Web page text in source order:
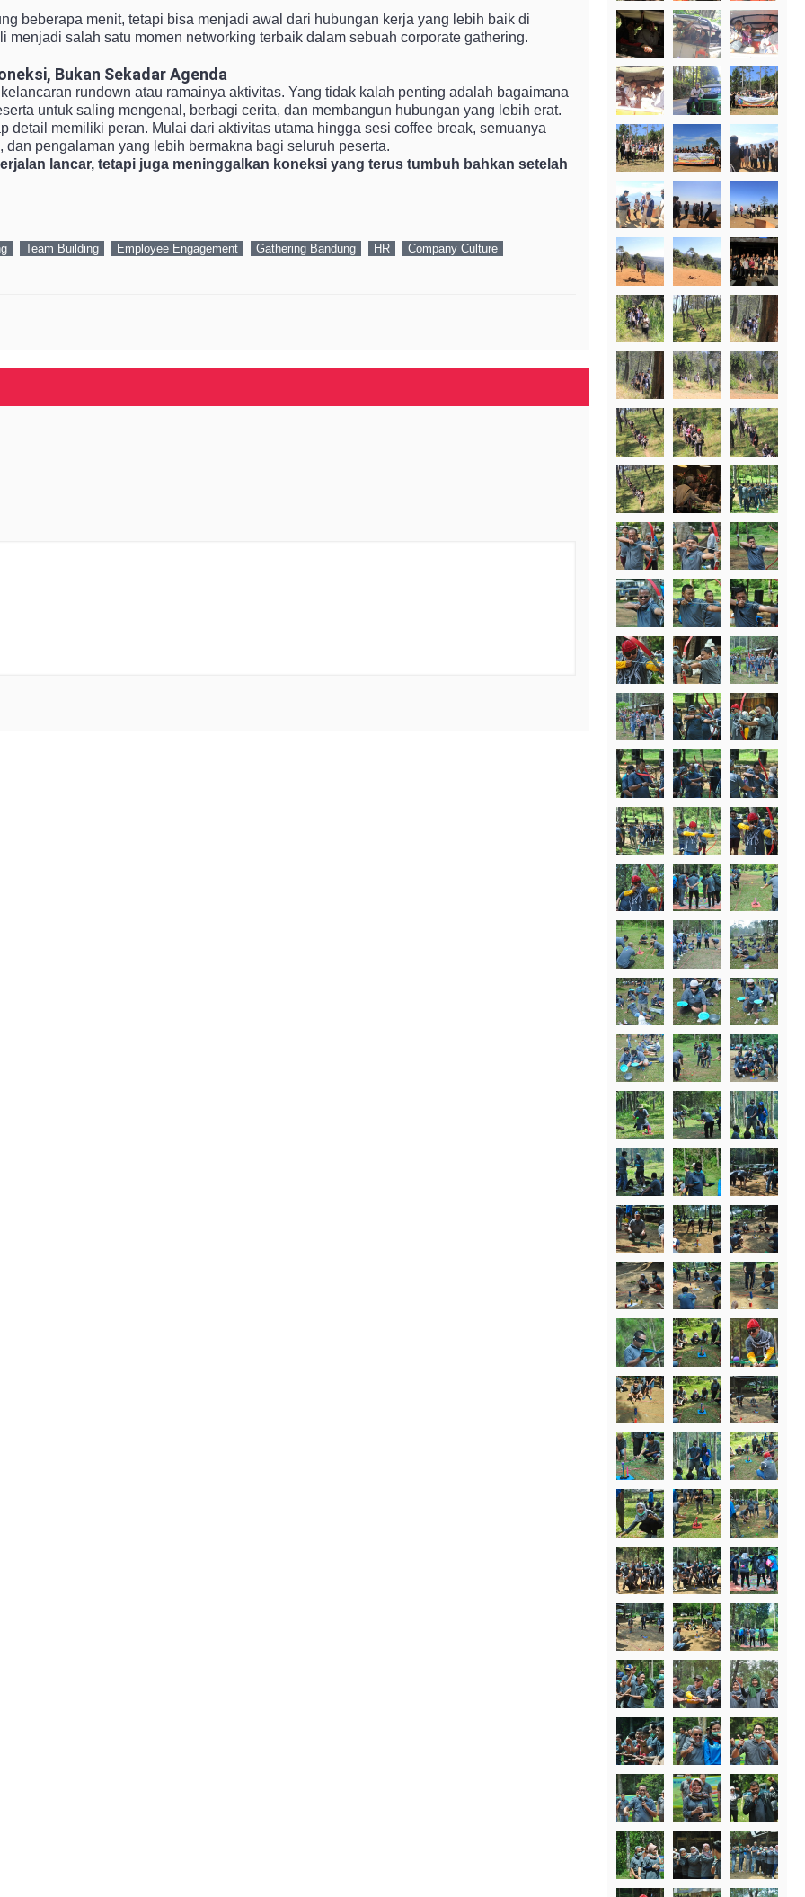
beberapa menit, tetapi bisa menjadi awal dari hubungan kerja yang lebih baik di
salah satu momen networking terbaik dalam sebuah corporate gathering.
Bukan Sekadar Agenda
rundown atau ramainya aktivitas. Yang tidak kalah penting adalah bagaimana
untuk saling mengenal, berbagi cerita, dan membangun hubungan yang lebih erat.
detail memiliki peran. Mulai dari aktivitas utama hingga sesi coffee break, semuanya
pengalaman yang lebih bermakna bagi seluruh peserta.
lancar, tetapi juga meninggalkan koneksi yang terus tumbuh bahkan setelah
Team Building Employee Engagement Gathering Bandung HR
Company Culture